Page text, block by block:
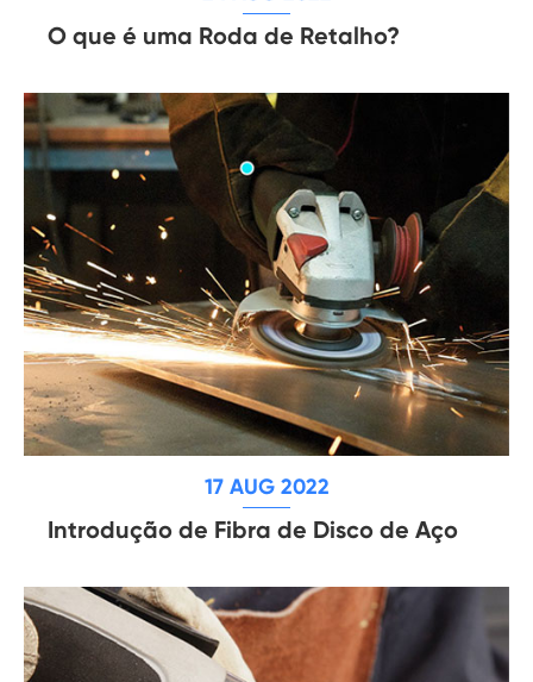
O que é uma Roda de Retalho?
17 AUG 2022
Introdução de Fibra de Disco de Aço